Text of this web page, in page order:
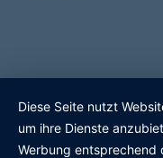
Diese Seite nutzt
um ihre Dienste
Werbung entsprechend